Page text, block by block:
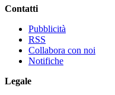
Contatti
Pubblicità
RSS
Collabora con noi
Notifiche
Legale